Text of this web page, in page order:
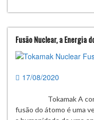
Fusão Nuclear, a Energia
17/08/2020
Tokamak A
fusão do átomo é uma